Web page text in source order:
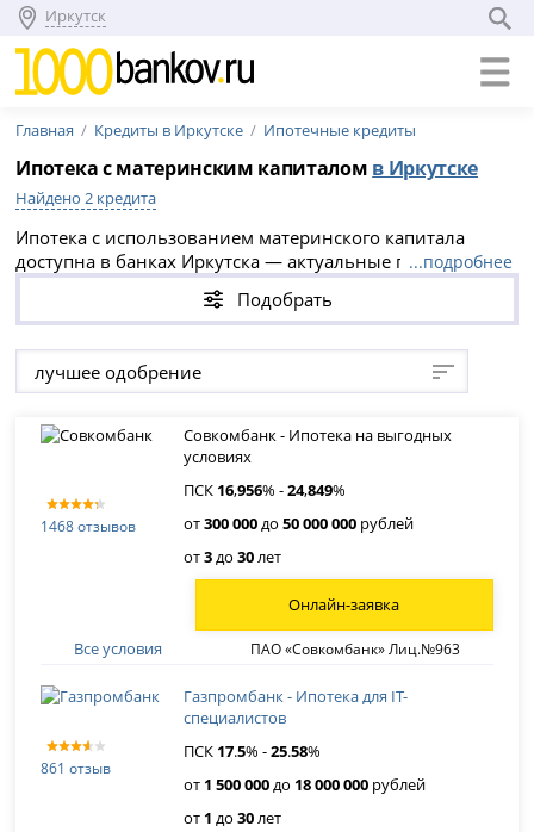
Иркутск
Главная Кредиты в Иркутске Ипотечные кредиты
Ипотека с материнским капиталом в Иркутске
Найдено 2 кредита
Ипотека с использованием материнского капитала
доступна в банках Иркутска — актуальные программы
на 2026 год предлагают ставки от 16.956% годовых и
срок кредитования до 30 лет.
...подробнее
Подобрать
лучшее одобрение
1468 отзывов
Совкомбанк - Ипотека на выгодных
условиях
ПСК 16,956% -24,849%
от300 000до50 000 000 рублей
от3до30лет
Все условия ПАО «Совкомбанк» Лиц.№963
Онлайн-заявка
861 отзыв
Газпромбанк - Ипотека для IT-
специалистов
ПСК 17.5% -25.58%
от 1 500 000до 18 000 000 рублей
от 1 до30лет